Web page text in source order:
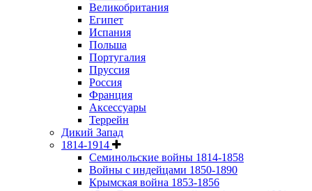
Великобритания
Египет
Испания
Польша
Португалия
Пруссия
Россия
Франция
Аксессуары
Террейн
Дикий Запад
1814-1914
Семинольские войны 1814-1858
Войны с индейцами 1850-1890
Крымская война 1853-1856